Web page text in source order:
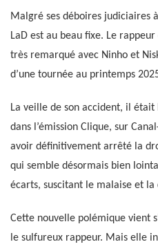
Malgré ses déboires judiciaires
LaD est au beau fixe. Le
très remarqué avec Ninho et
d’une tournée au printemps
La veille de son accident, il
dans l’émission Clique, sur
avoir définitivement arrêté la
qui semble désormais bien
écarts, suscitant le malaise et la
Cette nouvelle polémique vient
le sulfureux rappeur. Mais elle